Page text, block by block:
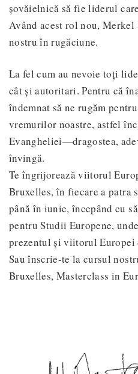
șovăielnică să fie liderul
Având acest rol nou,
nostru în rugăciune.
La fel cum au nevoie toți
cât și autoritari. Pentru că
îndemnat să ne rugăm
vremurilor noastre, astfel
Evangheliei—dragostea,
învingă.
Te îngrijorează viitorul
Bruxelles, în fiecare a patra
până în iunie, începând cu
pentru Studii Europene,
prezentul și viitorul
Sau înscrie-te la cursul
Bruxelles, Masterclass in